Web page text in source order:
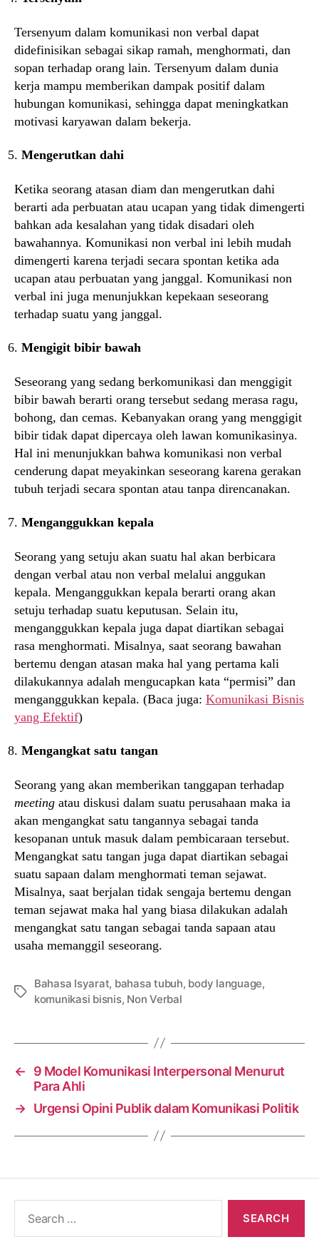
Tersenyum dalam komunikasi non verbal dapat
didefinisikan sebagai sikap ramah, menghormati, dan
sopan terhadap orang lain. Tersenyum dalam dunia
kerja mampu memberikan dampak positif dalam
hubungan komunikasi, sehingga dapat meningkatkan
motivasi karyawan dalam bekerja.
Mengerutkan dahi
Ketika seorang atasan diam dan mengerutkan dahi
berarti ada perbuatan atau ucapan yang tidak dimengerti
bahkan ada kesalahan yang tidak disadari oleh
bawahannya. Komunikasi non verbal ini lebih mudah
dimengerti karena terjadi secara spontan ketika ada
ucapan atau perbuatan yang janggal. Komunikasi non
verbal ini juga menunjukkan kepekaan seseorang
terhadap suatu yang janggal.
Mengigit bibir bawah
Seseorang yang sedang berkomunikasi dan menggigit
bibir bawah berarti orang tersebut sedang merasa ragu,
bohong, dan cemas. Kebanyakan orang yang menggigit
bibir tidak dapat dipercaya oleh lawan komunikasinya.
Hal ini menunjukkan bahwa komunikasi non verbal
cenderung dapat meyakinkan seseorang karena gerakan
tubuh terjadi secara spontan atau tanpa direncanakan.
Menganggukkan kepala
Seorang yang setuju akan suatu hal akan berbicara
dengan verbal atau non verbal melalui anggukan
kepala. Menganggukkan kepala berarti orang akan
setuju terhadap suatu keputusan. Selain itu,
menganggukkan kepala juga dapat diartikan sebagai
rasa menghormati. Misalnya, saat seorang bawahan
bertemu dengan atasan maka hal yang pertama kali
dilakukannya adalah mengucapkan kata “permisi” dan
menganggukkan kepala. (Baca juga: Komunikasi Bisnis
yang Efektif)
Mengangkat satu tangan
Seorang yang akan memberikan tanggapan terhadap
meeting atau diskusi dalam suatu perusahaan maka ia
akan mengangkat satu tangannya sebagai tanda
kesopanan untuk masuk dalam pembicaraan tersebut.
Mengangkat satu tangan juga dapat diartikan sebagai
suatu sapaan dalam menghormati teman sejawat.
Misalnya, saat berjalan tidak sengaja bertemu dengan
teman sejawat maka hal yang biasa dilakukan adalah
mengangkat satu tangan sebagai tanda sapaan atau
usaha memanggil seseorang.
Tags
Bahasa Isyarat, bahasa tubuh, body language,
komunikasi bisnis, Non Verbal
←
9 Model Komunikasi Interpersonal Menurut
Para Ahli
→ Urgensi Opini Publik dalam Komunikasi Politik